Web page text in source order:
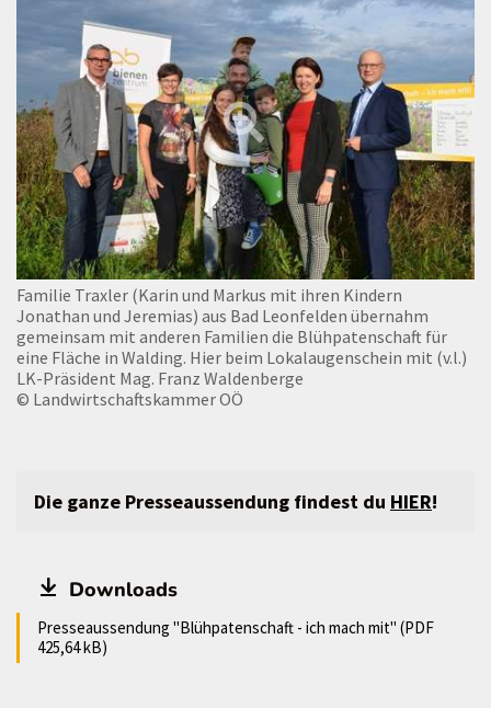
Familie Traxler (Karin und Markus mit ihren Kindern
Jonathan und Jeremias) aus Bad Leonfelden übernahm
gemeinsam mit anderen Familien die Blühpatenschaft für
eine Fläche in Walding. Hier beim Lokalaugenschein mit (v.l.)
LK-Präsident Mag. Franz Waldenberge
© Landwirtschaftskammer OÖ
Die ganze Presseaussendung findest du HIER!
Downloads
Presseaussendung "Blühpatenschaft - ich mach mit" (PDF
425,64 kB)